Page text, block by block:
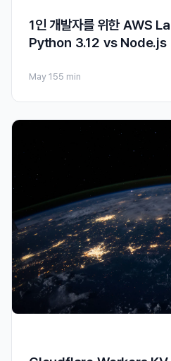
1인 개발자를 위한 AWS
Python 3.12 vs Node.js
May 155 min